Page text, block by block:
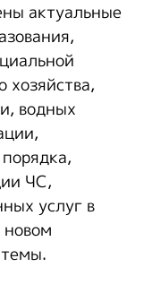
актуальные
хозяйства,
водных
ЧС,
услуг в